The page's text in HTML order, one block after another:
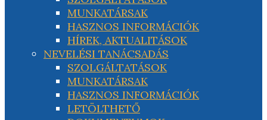
MUNKATÁRSAK
HASZNOS INFORMÁCIÓK
HÍREK, AKTUALITÁSOK
NEVELÉSI TANÁCSADÁS
SZOLGÁLTATÁSOK
MUNKATÁRSAK
HASZNOS INFORMÁCIÓK
LETÖLTHETŐ